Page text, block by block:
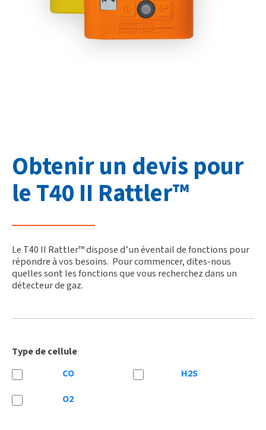
Obtenir un devis pour
le T40 II Rattler™
Le T40 II Rattler™ dispose d’un éventail de fonctions pour
répondre à vos besoins. Pour commencer, dites-nous
quelles sont les fonctions que vous recherchez dans un
détecteur de gaz.
Type de cellule
CO
H2S
O2